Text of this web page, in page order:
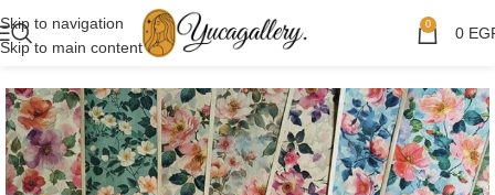
Skip to navigation
Skip to main content
0 0